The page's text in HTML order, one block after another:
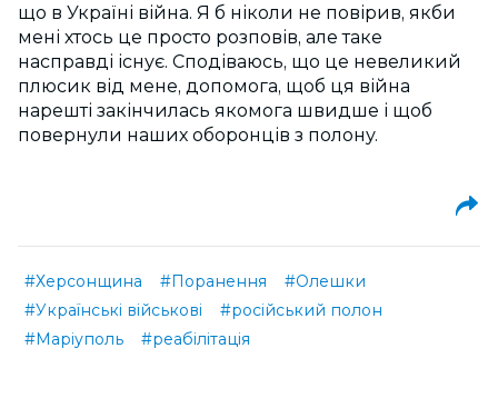
що в Україні війна. Я б ніколи не повірив, якби
мені хтось це просто розповів, але таке
насправді існує. Сподіваюсь, що це невеликий
плюсик від мене, допомога, щоб ця війна
нарешті закінчилась якомога швидше і щоб
повернули наших оборонців з полону.
#Херсонщина #Поранення
#Олешки
#Українські військові
#російський полон
#Маріуполь
#реабілітація